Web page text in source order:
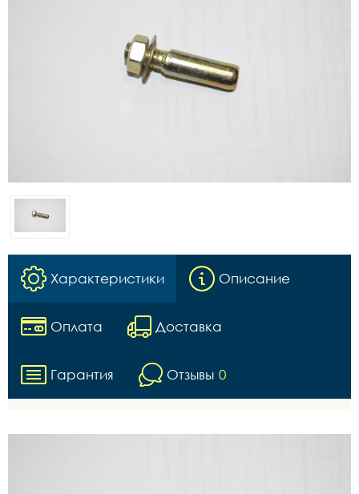
Характеристики Описание
Оплата Доставка
Гарантия Отзывы 0